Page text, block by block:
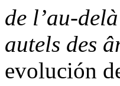
de l’au-
autels des
evolución